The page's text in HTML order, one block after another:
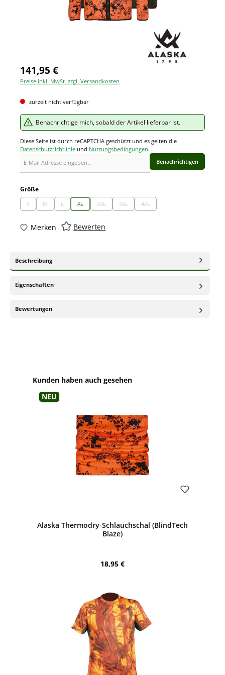
141,95 €
Preise inkl. MwSt. zzgl. Versandkosten
zurzeit nicht verfügbar
Benachrichtige mich, sobald der Artikel lieferbar ist.
Diese Seite ist durch reCAPTCHA geschützt und es gelten die
Datenschutzrichtlinie und Nutzungsbedingungen.
Benachrichtigen
Größeauswählen
S
(Diese Option ist zurzeit nicht verfügbar.)
M
(Diese Option ist zurzeit nicht verfügbar.)
L
(Diese Option ist zurzeit nicht verfügbar.)
XL
(Diese Option ist zurzeit nicht verfügbar.)
XXL
(Diese Option ist zurzeit nicht verfügbar.)
3XL
(Diese Option ist zurzeit nicht verfügbar.)
4XL
(Diese Option ist zurzeit nicht
Merken Bewerten
Beschreibung
Eigenschaften
Bewertungen
Produktgalerie überspringen
Kunden haben auch gesehen
Neu
Alaska Thermodry-Schlauchschal (BlindTech
Blaze)
Regulärer Preis:
18,95 €